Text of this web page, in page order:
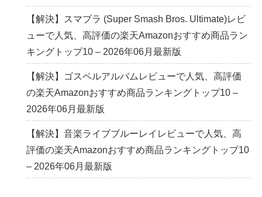
【解決】スマブラ (Super Smash Bros. Ultimate)レビ
ューで人気、高評価の楽天Amazonおすすめ商品ラン
キングトップ10 – 2026年06月最新版
【解決】ゴスペルアルバムレビューで人気、高評価
の楽天Amazonおすすめ商品ランキングトップ10 –
2026年06月最新版
【解決】音楽ライブブルーレイレビューで人気、高
評価の楽天Amazonおすすめ商品ランキングトップ10
– 2026年06月最新版